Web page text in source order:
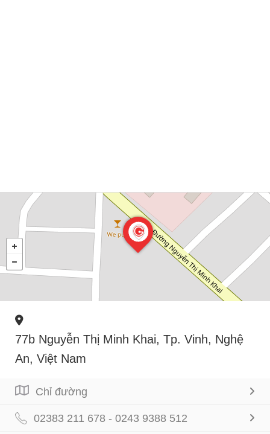
77b Nguyễn Thị Minh Khai, Tp. Vinh, Nghệ
An, Việt Nam
Chỉ đường
02383 211 678 - 0243 9388 512